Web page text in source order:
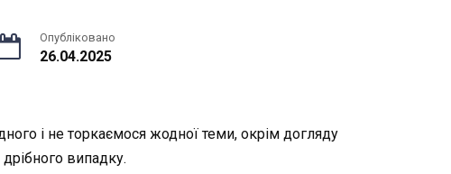
Опубліковано
26.04.2025
і не торкаємося жодної теми, окрім догляду
випадку.